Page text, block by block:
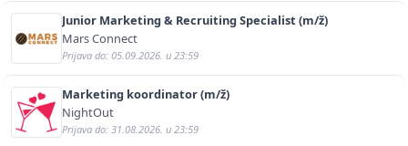
Junior Marketing & Recruiting Specialist (m/ž)
Mars Connect
Prijava do: 05.09.2026. u 23:59
Marketing koordinator (m/ž)
NightOut
Prijava do: 31.08.2026. u 23:59